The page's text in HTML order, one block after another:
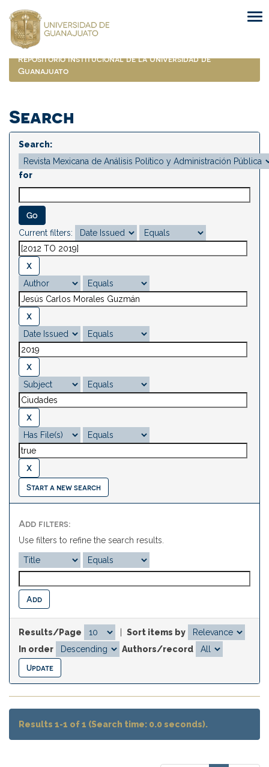
navigation
Repositorio Institucional de la Universidad de
Guanajuato
Search
Search:
for
Current filters:
Start a new search
Add filters:
Use filters to refine the search results.
Results/Page
Sort items by
In order
Authors/record
Results 1-1 of 1 (Search time: 0.0 seconds).